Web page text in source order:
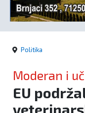
Politika
Politika
Moderan i
kontrole
EU